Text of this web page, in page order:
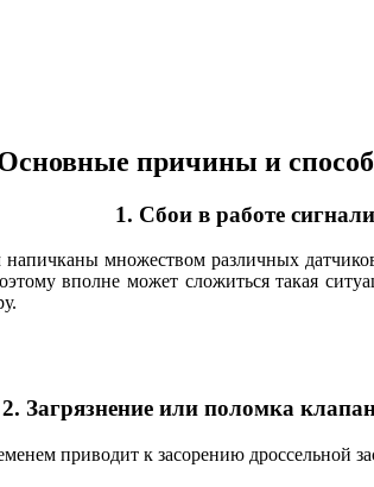
причины и
1. Сбои в работе
множеством различных
вполне может сложиться такая
2. Загрязнение или поломка
приводит к засорению дроссельной